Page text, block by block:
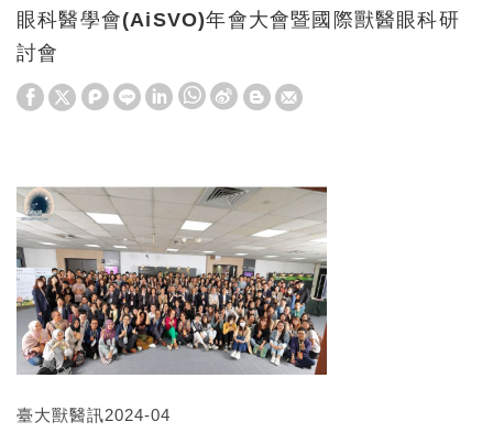
眼科醫學會(AiSVO)年會大會暨國際獸醫眼科研
討會
a
t
s
A
p
n
a
W
e
i
b
臺大獸醫訊2024-04